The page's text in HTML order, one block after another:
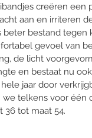
creëren een
aan en irriteren
beter bestand
gevoel van
de licht
en bestaat nu
jaar door
we telkens voor
36 tot maat 54.